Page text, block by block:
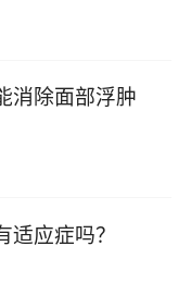
消除面部浮肿
适应症吗？